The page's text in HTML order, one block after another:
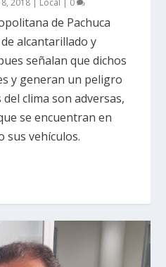
8, 2018 | Local | 0
de Pachuca
alcantarillado y
señalan que dichos
y generan un peligro
clima son adversas,
se encuentran en
sus vehículos.